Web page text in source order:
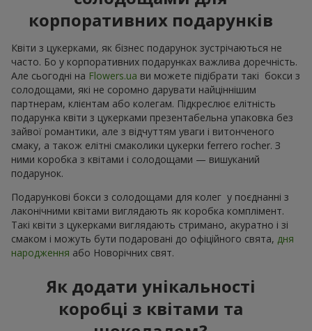
корпоративних подарунків
Квіти з цукерками, як бізнес подарунок зустрічаються не
часто. Бо у корпоративних подарунках важлива доречність.
Але сьогодні на Flowers.ua ви можете підібрати такі бокси з
солодощами, які не соромно дарувати найціннішим
партнерам, клієнтам або колегам. Підкреслює елітність
подарунка квіти з цукерками презентабельна упаковка без
зайвої романтики, але з відчуттям уваги і витонченого
смаку, а також елітні смаколики цукерки ferrero rocher. З
ними коробка з квітами і солодощами — вишуканий
подарунок.
Подарункові бокси з солодощами для колег у поєднанні з
лаконічними квітами виглядають як коробка комплімент.
Такі квіти з цукерками виглядають стримано, акуратно і зі
смаком і можуть бути подаровані до офіційного свята, дня
народження або Новорічних свят.
Як додати унікальності
коробці з квітами та